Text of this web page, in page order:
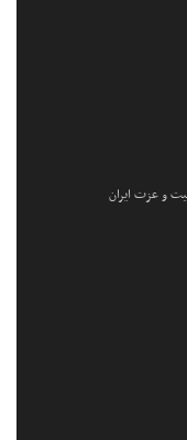
و عزت ایران